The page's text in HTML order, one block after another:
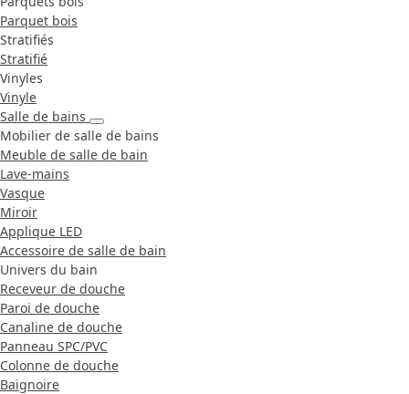
Parquet bois
Stratifiés
Stratifié
Vinyles
Vinyle
Salle de bains
Mobilier de salle de bains
Meuble de salle de bain
Lave-mains
Vasque
Miroir
Applique LED
Accessoire de salle de bain
Univers du bain
Receveur de douche
Paroi de douche
Canaline de douche
Panneau SPC/PVC
Colonne de douche
Baignoire